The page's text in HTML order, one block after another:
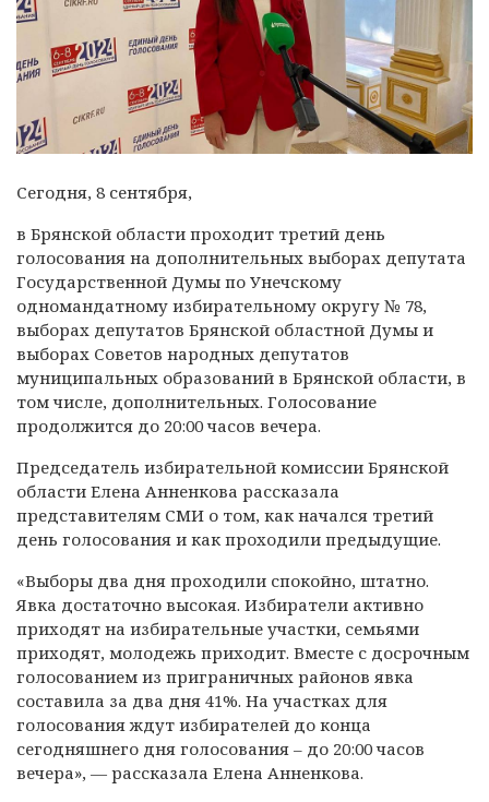
Сегодня, 8 сентября,
в Брянской области проходит третий день
голосования на дополнительных выборах депутата
Государственной Думы по Унечскому
одномандатному избирательному округу № 78,
выборах депутатов Брянской областной Думы и
выборах Советов народных депутатов
муниципальных образований в Брянской области, в
том числе, дополнительных. Голосование
продолжится до 20:00 часов вечера.
Председатель избирательной комиссии Брянской
области Елена Анненкова рассказала
представителям СМИ о том, как начался третий
день голосования и как проходили предыдущие.
«Выборы два дня проходили спокойно, штатно.
Явка достаточно высокая. Избиратели активно
приходят на избирательные участки, семьями
приходят, молодежь приходит. Вместе с досрочным
голосованием из приграничных районов явка
составила за два дня 41%. На участках для
голосования ждут избирателей до конца
сегодняшнего дня голосования – до 20:00 часов
вечера», — рассказала Елена Анненкова.